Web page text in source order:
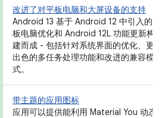
改进了对平板电脑和大屏设备的支持
Android 13 基于 Android 12 中引入的平
板电脑优化和 Android 12L 功能更新构
建而成 - 包括针对系统界面的优化、更
出色的多任务处理功能和改进的兼容模
式。
带主题的应用图标
应用可以提供能利用 Material You 动态